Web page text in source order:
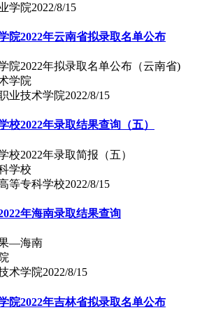
学院2022/8/15
院2022年云南省拟录取名单公布
院2022年拟录取名单公布（云南省)
业技术学院2022/8/15
校2022年录取结果查询（五）
校2022年录取简报（五）
等专科学校2022/8/15
年海南录取结果查询
—海南
术学院2022/8/15
院2022年吉林省拟录取名单公布